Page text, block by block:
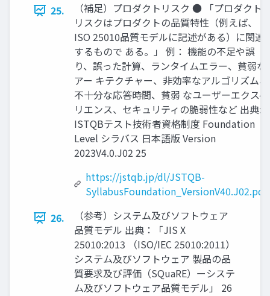
25.
（補足）プロダクトリスク ● 「プロダクト
リスクはプロダクトの品質特性（例えば、
ISO 25010品質モデルに記述がある）に関連
するもので ある。」 例： 機能の不足や誤
り、誤った計算、ランタイムエラー、貧弱な
アー キテクチャー、非効率なアルゴリズム、
不十分な応答時間、貧弱 なユーザーエクスペ
リエンス、セキュリティの脆弱性など 出典:
ISTQBテスト技術者資格制度 Foundation
Level シラバス 日本語版 Version
2023V4.0.J02 25
https://jstqb.jp/dl/JSTQB-
SyllabusFoundation_VersionV40.J02.pdf
26.
（参考）システム及びソフトウェア
品質モデル 出典：「JIS X
25010:2013 （ISO/IEC 25010:2011）
システム及びソフトウェア 製品の品
質要求及び評価（SQuaRE）ーシステ
ム及びソフトウェア品質モデル」 26